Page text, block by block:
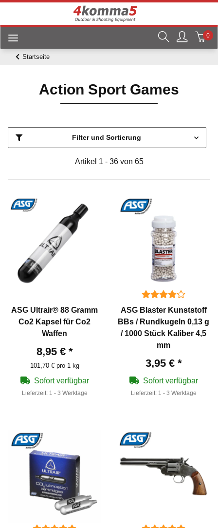
0
Startseite
Action Sport Games
Filter und Sortierung
Artikel 1 - 36 von 65
ASG Ultrair® 88 Gramm
Co2 Kapsel für Co2
Waffen
8,95 € *
101,70 € pro 1 kg
Sofort verfügbar
Lieferzeit: 1 - 3 Werktage
ASG Blaster Kunststoff
BBs / Rundkugeln 0,13 g
/ 1000 Stück Kaliber 4,5
mm
3,95 € *
Sofort verfügbar
Lieferzeit: 1 - 3 Werktage